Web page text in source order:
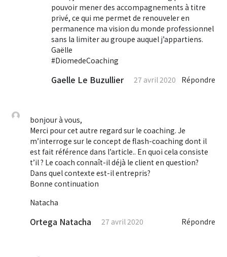
pouvoir mener des accompagnements à titre
privé, ce qui me permet de renouveler en
permanence ma vision du monde professionnel
sans la limiter au groupe auquel j’appartiens.
Gaëlle
#DiomedeCoaching
Gaelle Le Buzullier 27 avril 2020 Répondre
bonjour à vous,
Merci pour cet autre regard sur le coaching. Je
m’interroge sur le concept de flash-coaching dont il
est fait référence dans l’article.. En quoi cela consiste
t’il ? Le coach connaît-il déjà le client en question?
Dans quel contexte est-il entrepris?
Bonne continuation
Natacha
Ortega Natacha 27 avril 2020 Répondre